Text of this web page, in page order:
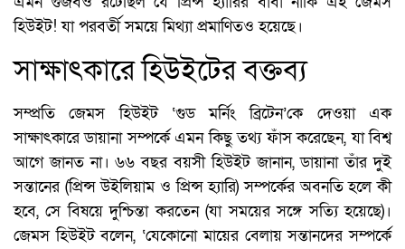
হিউইট! যা পরবর্তী সময়ে মিথ্যা প্রমাণিতও হয়েছে।
সাক্ষাৎকারে হিউইটের বক্তব্য
সম্প্রতি জেমস হিউইট ‘গুড মর্নিং ব্রিটেন’কে দেওয়া এক
সাক্ষাৎকারে ডায়ানা সম্পর্কে এমন কিছু তথ্য ফাঁস করেছেন, যা বিশ্ব
আগে জানত না। ৬৬ বছর বয়সী হিউইট জানান, ডায়ানা তাঁর দুই
সন্তানের (প্রিন্স উইলিয়াম ও প্রিন্স হ্যারি) সম্পর্কের অবনতি হলে কী
হবে, সে বিষয়ে দুশ্চিন্তা করতেন (যা সময়ের সঙ্গে সত্যি হয়েছে)।
জেমস হিউইট বলেন, ‘যেকোনো মায়ের বেলায় সন্তানদের সম্পর্কে